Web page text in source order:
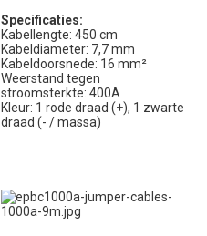
Specificaties:
Kabellengte: 450 cm
Kabeldiameter: 7,7 mm
Kabeldoorsnede: 16 mm²
Weerstand tegen
stroomsterkte: 400A
Kleur: 1 rode draad (+), 1 zwarte
draad (- / massa)